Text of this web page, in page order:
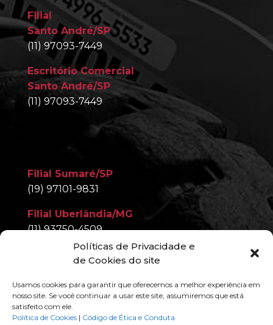
Políticas de Privacidade e
de Cookies do site
Usamos cookies para garantir que oferecemos a melhor experiência em
nosso site. Se você continuar a usar este site, assumiremos que está
satisfeito com ele.
Política de Cookies | Código de Ética e Conduta
Filial
Santo André/SP
(11) 97093-7449
Escritório Comercial
Santo André/SP
(11) 97093-7449
Filial Sumaré/SP
(19) 97101-9831
Filial Uberlândia/MG
(11) 93750-4509
Filial Nova Iguaçu/RJ